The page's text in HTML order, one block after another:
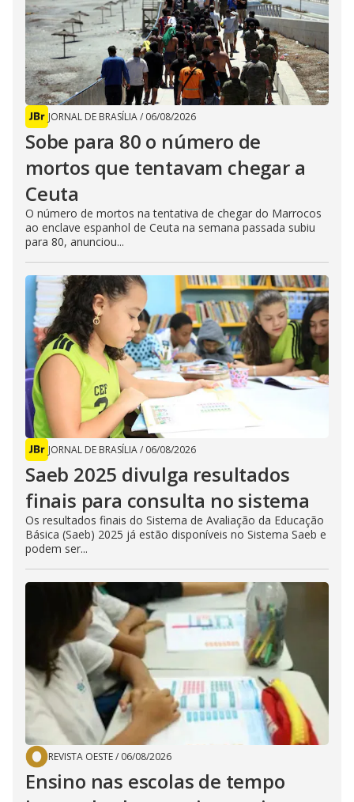
JORNAL DE BRASÍLIA/ 06/08/2026
Sobe para 80 o número de
mortos que tentavam chegar a
Ceuta
O número de mortos na tentativa de chegar do Marrocos
ao enclave espanhol de Ceuta na semana passada subiu
para 80, anunciou...
JORNAL DE BRASÍLIA/ 06/08/2026
Saeb 2025 divulga resultados
finais para consulta no sistema
Os resultados finais do Sistema de Avaliação da Educação
Básica (Saeb) 2025 já estão disponíveis no Sistema Saeb e
podem ser...
REVISTA OESTE/ 06/08/2026
Ensino nas escolas de tempo